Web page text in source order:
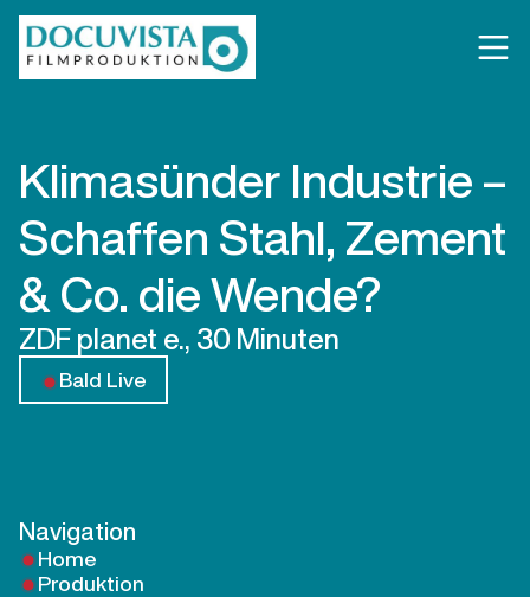
Klimasünder Industrie –
Schaffen Stahl, Zement
& Co. die Wende?
ZDF planet e., 30 Minuten
Bald Live
Navigation
Home
Produktion